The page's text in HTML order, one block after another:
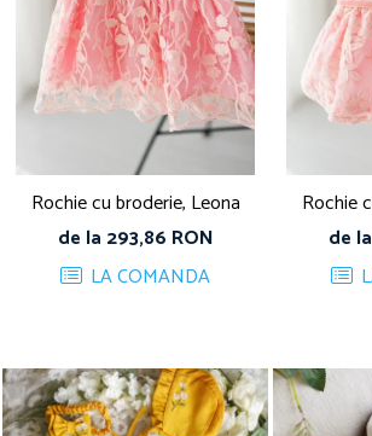
Rochie cu broderie, Leona
de la 293,86 RON
LA COMANDA
Rochie
de